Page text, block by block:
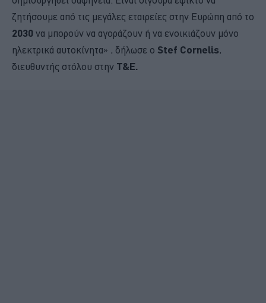
ζητήσουμε από τις μεγάλες εταιρείες στην Ευρώπη από το
2030 να μπορούν να αγοράζουν ή να ενοικιάζουν μόνο
ηλεκτρικά αυτοκίνητα» , δήλωσε ο Stef Cornelis,
διευθυντής στόλου στην T&E.